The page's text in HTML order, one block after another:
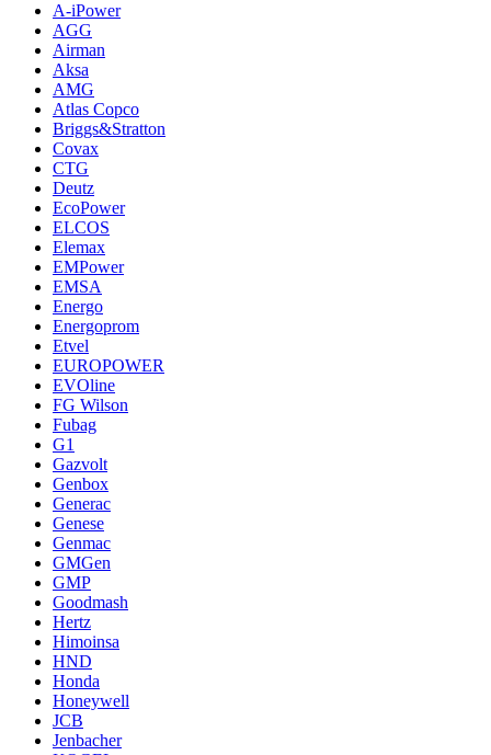
A-iPower
AGG
Airman
Aksa
AMG
Atlas Copco
Briggs&Stratton
Covax
CTG
Deutz
EcoPower
ELCOS
Elemax
EMPower
EMSA
Energo
Energoprom
Etvel
EUROPOWER
EVOline
FG Wilson
Fubag
G1
Gazvolt
Genbox
Generac
Genese
Genmac
GMGen
GMP
Goodmash
Hertz
Himoinsa
HND
Honda
Honeywell
JCB
Jenbacher